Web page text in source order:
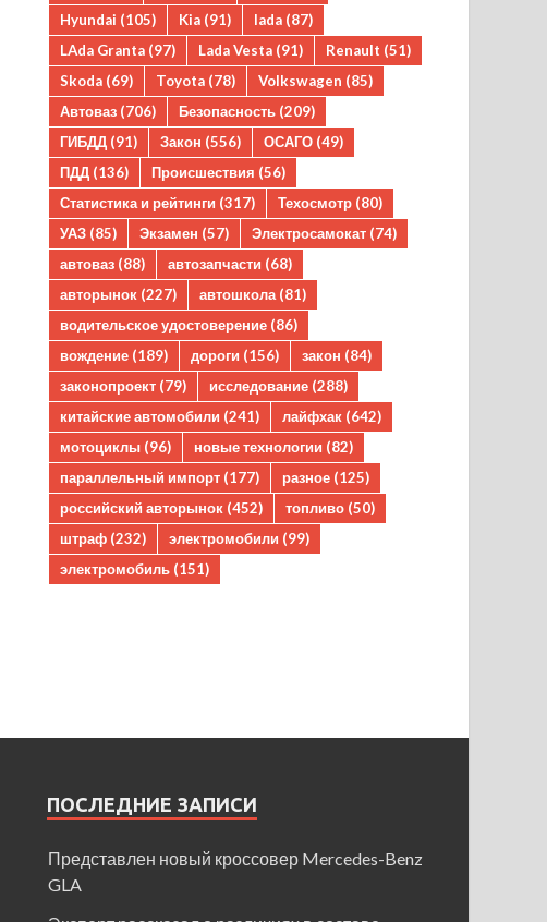
Hyundai (105) Kia (91) lada (87)
LAda Granta (97) Lada Vesta (91) Renault (51)
Skoda (69) Toyota (78) Volkswagen (85)
Автоваз (706) Безопасность (209)
ГИБДД (91) Закон (556) ОСАГО (49)
ПДД (136) Происшествия (56)
Статистика и рейтинги (317) Техосмотр (80)
УАЗ (85) Экзамен (57) Электросамокат (74)
автоваз (88) автозапчасти (68)
авторынок (227) автошкола (81)
водительское удостоверение (86)
вождение (189) дороги (156) закон (84)
законопроект (79) исследование (288)
китайские автомобили (241) лайфхак (642)
мотоциклы (96) новые технологии (82)
параллельный импорт (177) разное (125)
российский авторынок (452) топливо (50)
штраф (232) электромобили (99)
электромобиль (151)
ПОСЛЕДНИЕ ЗАПИСИ
Представлен новый кроссовер Mercedes-Benz
GLA